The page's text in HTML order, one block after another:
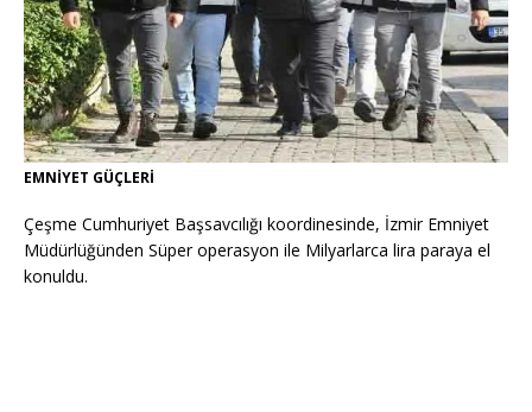
EMNİYET GÜÇLERİ
Çeşme Cumhuriyet Başsavcılığı koordinesinde, İzmir Emniyet
Müdürlüğünden Süper operasyon ile Milyarlarca lira paraya el
konuldu.